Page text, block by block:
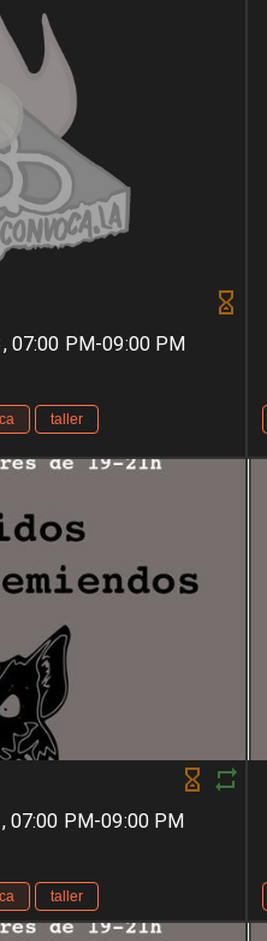
07:00 PM-09:00 PM
taller
07:00 PM-09:00 PM
taller